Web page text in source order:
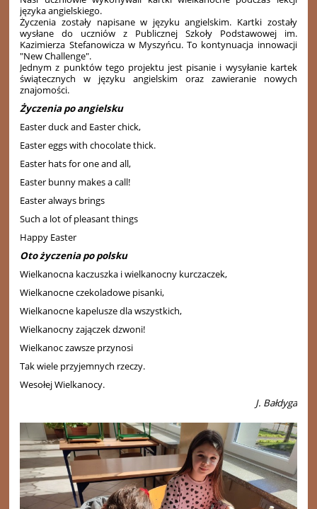
języka angielskiego.
Życzenia zostały napisane w języku angielskim. Kartki zostały
wysłane do uczniów z Publicznej Szkoły Podstawowej im.
Kazimierza Stefanowicza w Myszyńcu. To kontynuacja innowacji
"New Challenge".
Jednym z punktów tego projektu jest pisanie i wysyłanie kartek
świątecznych w języku angielskim oraz zawieranie nowych
znajomości.
Życzenia po angielsku
Easter duck and Easter chick,
Easter eggs with chocolate thick.
Easter hats for one and all,
Easter bunny makes a call!
Easter always brings
Such a lot of pleasant things
Happy Easter
Oto życzenia po polsku
Wielkanocna kaczuszka i wielkanocny kurczaczek,
Wielkanocne czekoladowe pisanki,
Wielkanocne kapelusze dla wszystkich,
Wielkanocny zajączek dzwoni!
Wielkanoc zawsze przynosi
Tak wiele przyjemnych rzeczy.
Wesołej Wielkanocy.
J. Bałdyga